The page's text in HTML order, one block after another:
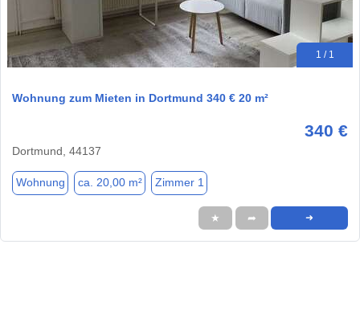
1 / 1
Wohnung zum Mieten in Dortmund 340 € 20 m²
340 €
Dortmund, 44137
Wohnung ca. 20,00 m² Zimmer 1
★ ➦ ➜